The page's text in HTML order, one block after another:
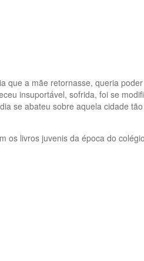
a mãe retornasse, queria
insuportável, sofrida, foi se
se abateu sobre aquela cidade
livros juvenis da época do